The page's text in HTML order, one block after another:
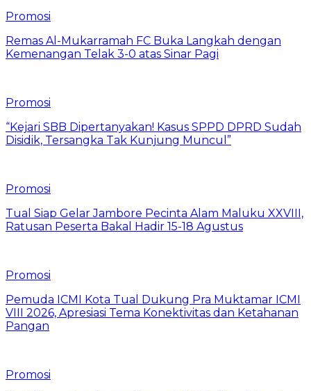
Promosi
Remas Al-Mukarramah FC Buka Langkah dengan
Kemenangan Telak 3-0 atas Sinar Pagi
Promosi
“Kejari SBB Dipertanyakan! Kasus SPPD DPRD Sudah
Disidik, Tersangka Tak Kunjung Muncul”
Promosi
Tual Siap Gelar Jambore Pecinta Alam Maluku XXVIII,
Ratusan Peserta Bakal Hadir 15-18 Agustus
Promosi
Pemuda ICMI Kota Tual Dukung Pra Muktamar ICMI
VIII 2026, Apresiasi Tema Konektivitas dan Ketahanan
Pangan
Promosi